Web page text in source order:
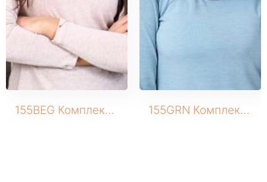
155BEG Комплект трикотажный (Шапка+снуд) 155GRN Комплект трикотажный (Шапка+снуд)